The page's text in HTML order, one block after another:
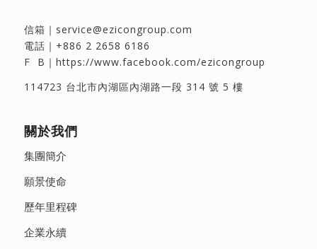
信箱｜ service@ezicongroup.com
電話｜ +886 2 2658 6186
F B｜ https://www.facebook.com/ezicongroup
114723 台北市內湖區內湖路一段 314 號 5 樓
關於我們
集團簡介
願景使命
歷年里程碑
企業永續